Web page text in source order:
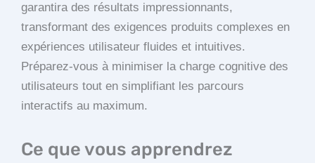
garantira des résultats impressionnants,
transformant des exigences produits complexes en
expériences utilisateur fluides et intuitives.
Préparez-vous à minimiser la charge cognitive des
utilisateurs tout en simplifiant les parcours
interactifs au maximum.
Ce que vous apprendrez